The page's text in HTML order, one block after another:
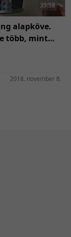
35:58
alapköve.
több, mint
2018. november 8.